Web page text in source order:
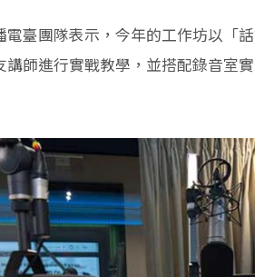
團隊表示，今年的工作坊以「話
講師進行實戰教學，並搭配錄音室